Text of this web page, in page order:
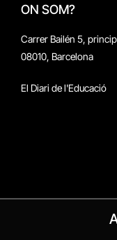
ON SOM?
Carrer Bailén 5,
08010, Barcelona
El Diari de l'Educació